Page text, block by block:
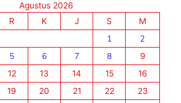
Agustus 2026
R K J S
M
1
2
5 6 7 8
9
12 13 14 15
16
19 20 21 22
23